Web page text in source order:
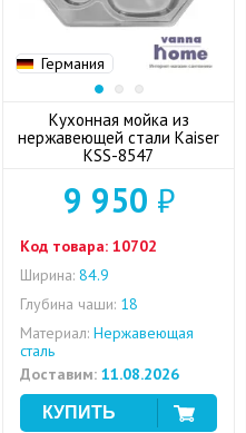
Германия
Кухонная мойка из
нержавеющей стали Kaiser
KSS-8547
9 950 ₽
Код товара: 10702
Ширина: 84.9
Глубина чаши: 18
Материал: Нержавеющая
сталь
Доставим: 11.08.2026